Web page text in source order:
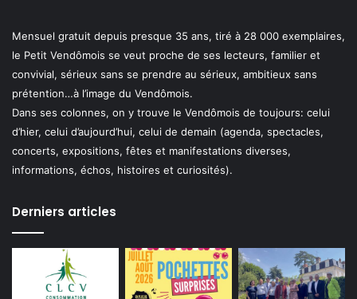
Mensuel gratuit depuis presque 35 ans, tiré à 28 000 exemplaires,
le Petit Vendômois se veut proche de ses lecteurs, familier et
convivial, sérieux sans se prendre au sérieux, ambitieux sans
prétention…à l’image du Vendômois.
Dans ses colonnes, on y trouve le Vendômois de toujours: celui
d’hier, celui d’aujourd’hui, celui de demain (agenda, spectacles,
concerts, expositions, fêtes et manifestations diverses,
informations, échos, histoires et curiosités).
Derniers articles